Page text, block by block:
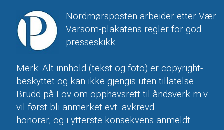
Nordmørsposten arbeider etter Vær
Varsom-plakatens regler for god
presseskikk.
Merk: Alt innhold (tekst og foto) er copyright-
beskyttet og kan ikke gjengis uten tillatelse.
Brudd på Lov om opphavsrett til åndsverk m.v.
vil først bli anmerket evt. avkrevd
honorar, og i ytterste konsekvens anmeldt.